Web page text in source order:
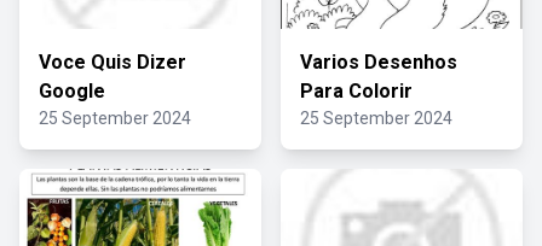
Voce Quis Dizer
Google
25 September 2024
Varios Desenhos
Para Colorir
25 September 2024